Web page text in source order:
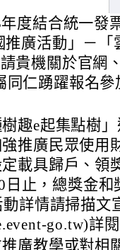
度結合統一發
廣活動」－「
貴機關於官網
同仁踴躍報名
趣e起集點樹
推廣民眾使用
載具歸戶、領
日止，總獎金
詳情請掃描文
go.tw)詳
廣教學或對相